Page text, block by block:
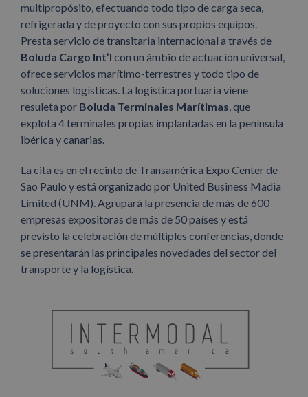
multipropósito, efectuando todo tipo de carga seca,
refrigerada y de proyecto con sus propios equipos.
Presta servicio de transitaria internacional a través de
Boluda Cargo Int’l con un ámbio de actuación universal,
ofrece servicios marítimo-terrestres y todo tipo de
soluciones logísticas. La logística portuaria viene
resuleta por Boluda Terminales Marítimas, que
explota 4 terminales propias implantadas en la península
ibérica y canarias.
La cita es en el recinto de Transamérica Expo Center de
Sao Paulo y está organizado por United Business Madia
Limited (UNM). Agrupará la presencia de más de 600
empresas expositoras de más de 50 países y está
previsto la celebración de múltiples conferencias, donde
se presentarán las principales novedades del sector del
transporte y la logística.